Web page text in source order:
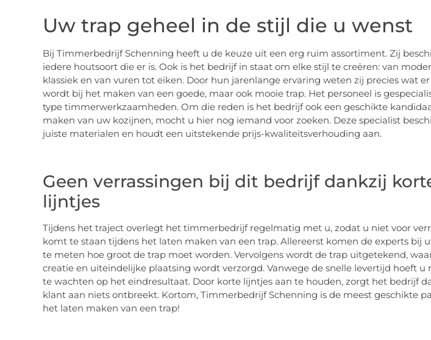
Uw trap geheel in de stijl die u wenst
Bij Timmerbedrijf Schenning heeft u de keuze uit een erg ruim assortiment. Zij
iedere houtsoort die er is. Ook is het bedrijf in staat om elke stijl te creëren: van
klassiek en van vuren tot eiken. Door hun jarenlange ervaring weten zij precies wat
wordt bij het maken van een goede, maar ook mooie trap. Het personeel is
type timmerwerkzaamheden. Om die reden is het bedrijf ook een geschikte
maken van uw kozijnen, mocht u hier nog iemand voor zoeken. Deze specialist
juiste materialen en houdt een uitstekende prijs-kwaliteitsverhouding aan.
Geen verrassingen bij dit bedrijf dankzij
lijntjes
Tijdens het traject overlegt het timmerbedrijf regelmatig met u, zodat u niet voor
komt te staan tijdens het laten maken van een trap. Allereerst komen de experts bij
te meten hoe groot de trap moet worden. Vervolgens wordt de trap uitgetekend,
creatie en uiteindelijke plaatsing wordt verzorgd. Vanwege de snelle levertijd hoeft u
te wachten op het eindresultaat. Door korte lijntjes aan te houden, zorgt het bedrijf
klant aan niets ontbreekt. Kortom, Timmerbedrijf Schenning is de meest geschikte
het laten maken van een trap!